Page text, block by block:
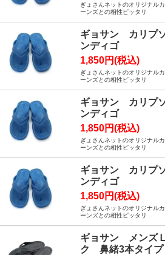
ぎょさんネットのオリジナル
ーンズとの相性ピッタリ
ギョサン カリプ
ンディゴ
1,850円(税込)
ぎょさんネットのオリジナル
ーンズとの相性ピッタリ
ギョサン カリプ
ンディゴ
1,850円(税込)
ぎょさんネットのオリジナル
ーンズとの相性ピッタリ
ギョサン カリプ
ンディゴ
1,850円(税込)
ぎょさんネットのオリジナル
ーンズとの相性ピッタリ
ギョサン メンズ
ク 鼻緒3本タイプ